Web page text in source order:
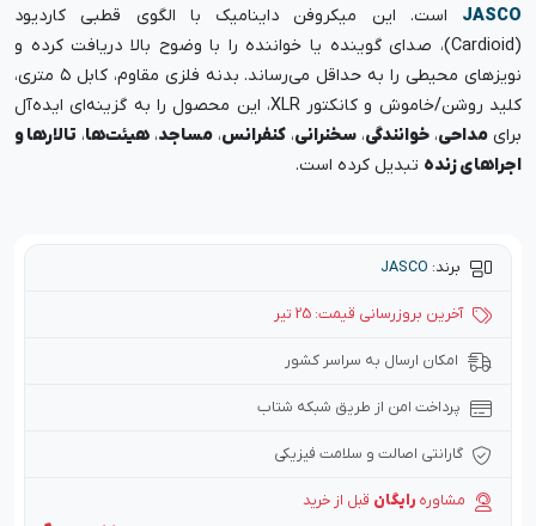
JASCO
است. این میکروفن داینامیک با الگوی قطبی کاردیود
(Cardioid)، صدای گوینده یا خواننده را با وضوح بالا دریافت کرده و
نویزهای محیطی را به حداقل می‌رساند. بدنه فلزی مقاوم، کابل ۵ متری،
کلید روشن/خاموش و کانکتور XLR، این محصول را به گزینه‌ای ایده‌آل
برای مداحی، خوانندگی، سخنرانی، کنفرانس، مساجد، هیئت‌ها، تالارها و
اجراهای زنده تبدیل کرده است.
برند: JASCO
آخرین بروزرسانی قیمت: 25 تیر
امکان ارسال به سراسر کشور
پرداخت امن از طریق شبکه شتاب
گارانتی اصالت و سلامت فیزیکی
مشاوره رایگان قبل از خرید